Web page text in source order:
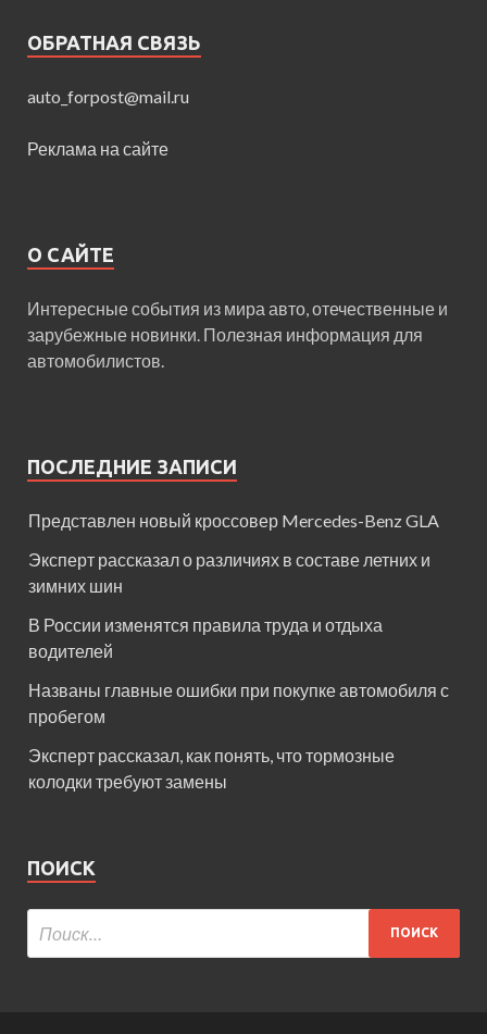
ОБРАТНАЯ СВЯЗЬ
auto_forpost@mail.ru
Реклама на сайте
О САЙТЕ
Интересные события из мира авто, отечественные и
зарубежные новинки. Полезная информация для
автомобилистов.
ПОСЛЕДНИЕ ЗАПИСИ
Представлен новый кроссовер Mercedes-Benz GLA
Эксперт рассказал о различиях в составе летних и
зимних шин
В России изменятся правила труда и отдыха
водителей
Названы главные ошибки при покупке автомобиля с
пробегом
Эксперт рассказал, как понять, что тормозные
колодки требуют замены
ПОИСК